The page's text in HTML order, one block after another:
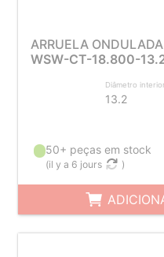
ARRUELA
WSW-CT-18.800-
Diâmetro interior
13.2
50+ peças em stock
(il y a 6 jours )